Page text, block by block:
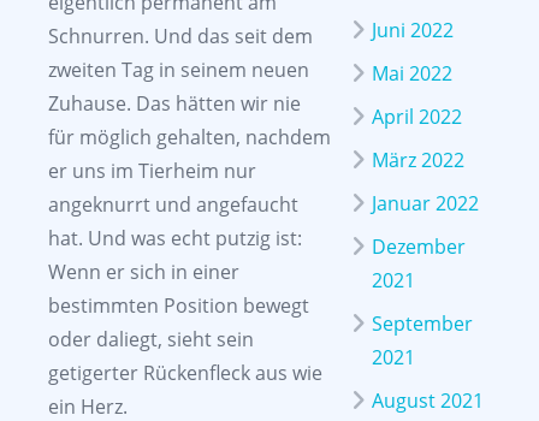
Schnurren. Und das seit dem
zweiten Tag in seinem neuen
Zuhause. Das hätten wir nie
für möglich gehalten, nachdem
er uns im Tierheim nur
angeknurrt und angefaucht
hat. Und was echt putzig ist:
Wenn er sich in einer
bestimmten Position bewegt
oder daliegt, sieht sein
getigerter Rückenfleck aus wie
ein Herz.
Juni 2022
Mai 2022
April 2022
März 2022
Januar 2022
Dezember
2021
September
2021
August 2021